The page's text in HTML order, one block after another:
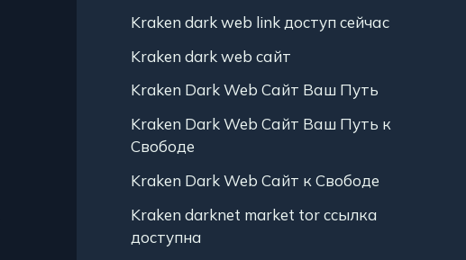
Kraken dark web link доступ сейчас
Kraken dark web сайт
Kraken Dark Web Сайт Ваш Путь
Kraken Dark Web Сайт Ваш Путь к
Свободе
Kraken Dark Web Сайт к Свободе
Kraken darknet market tor ссылка
доступна